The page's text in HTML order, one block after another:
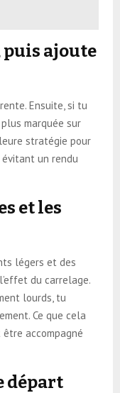
puis ajoute
Ensuite, si tu
marquée sur
stratégie pour
évitant un rendu
et les
légers et des
du carrelage.
lourds, tu
Ce que cela
être accompagné
départ